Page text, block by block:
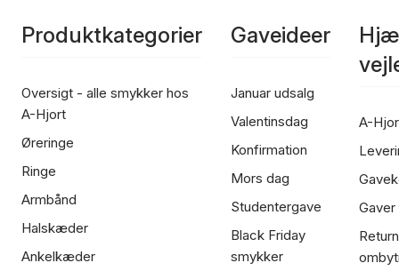
Produktkategorier
Oversigt - alle smykker hos
A-Hjort
Øreringe
Ringe
Armbånd
Halskæder
Ankelkæder
Gaveideer
Januar udsalg
Valentinsdag
Konfirmation
Mors dag
Studentergave
Black Friday
smykker
A-